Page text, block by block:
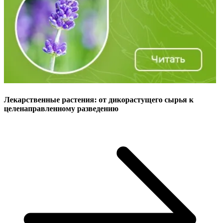
Лекарственные растения: от дикорастущего сырья к
целенаправленному разведению